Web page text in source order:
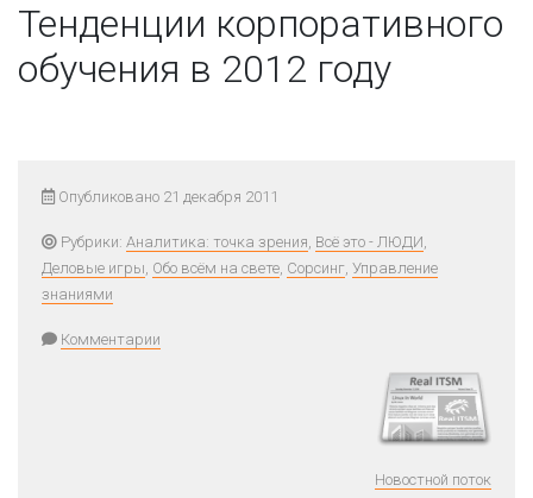
Тенденции корпоративного
обучения в 2012 году
Опубликовано 21 декабря 2011
Рубрики: Аналитика: точка зрения, Всё это - ЛЮДИ,
Деловые игры, Обо всём на свете, Сорсинг, Управление
знаниями
Комментарии
Новостной поток